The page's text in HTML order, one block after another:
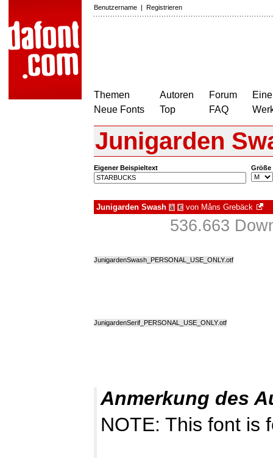
Benutzername | Registrieren
Themen
Neue Fonts
Autoren
Top
Forum
FAQ
Junigarden
Eigener Beispieltext Größe
Junigarden Swash à € von Måns Grebäck
536.663
JunigardenSwash_PERSONAL_USE_ONLY.otf
JunigardenSerif_PERSONAL_USE_ONLY.otf
Anmerkung des
NOTE: This font is